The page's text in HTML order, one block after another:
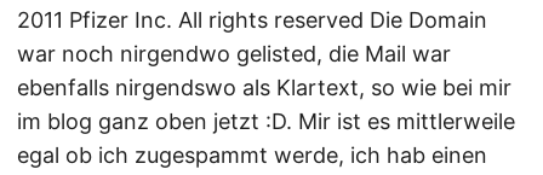
2011 Pfizer Inc. All rights reserved Die Domain
war noch nirgendwo gelisted, die Mail war
ebenfalls nirgendswo als Klartext, so wie bei mir
im blog ganz oben jetzt :D. Mir ist es mittlerweile
egal ob ich zugespammt werde, ich hab einen